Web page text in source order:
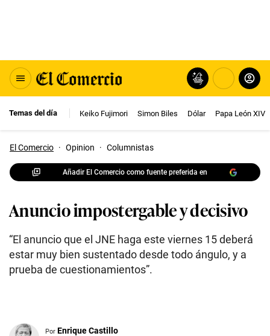
Temas del día Keiko Fujimori Simon Biles Dólar Papa León XIV
El Comercio · Opinion · Columnistas
Añadir El Comercio como fuente preferida en
Anuncio impostergable y decisivo
“El anuncio que el JNE haga este viernes 15 deberá
estar muy bien sustentado desde todo ángulo, y a
prueba de cuestionamientos”.
Por Enrique Castillo